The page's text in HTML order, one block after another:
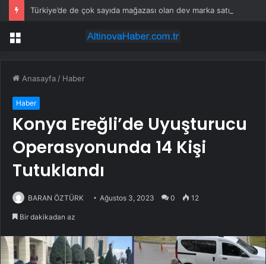
Türkiye’de de çok sayıda mağazası olan dev marka satılıyor
Menü
Anasayfa / Haber
Haber
Konya Ereğli’de Uyuşturucu
Operasyonunda 14 Kişi
Tutuklandı
BARAN ÖZTÜRK Ağustos 3, 2023 0 12
Bir dakikadan az